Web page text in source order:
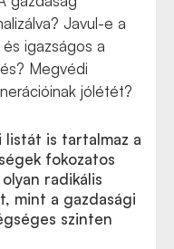
Javul-e a
igazságos a
Megvédi
jólétét?
is tartalmaz a
fokozatos
radikális
mint a gazdasági
szinten